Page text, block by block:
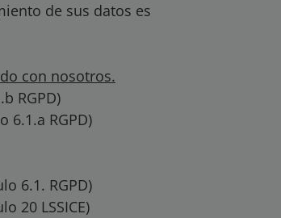
de sus datos es
con nosotros.
RGPD)
RGPD)
6.1. RGPD)
20 LSSICE)